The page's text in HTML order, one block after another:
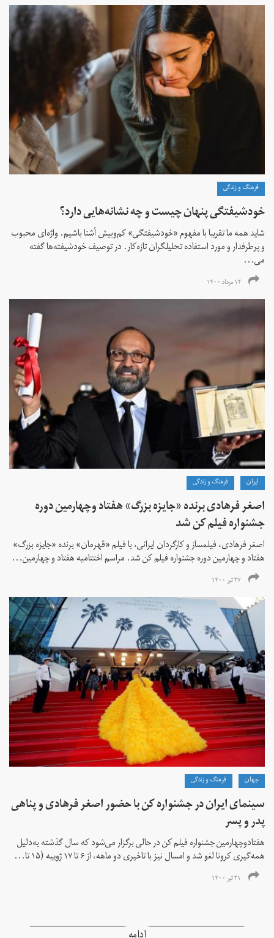
فرهنگ و زندگی
خودشیفتگی پنهان چیست و چه نشانه‌هایی دارد؟
شاید همه ما تقریبا با مفهوم «خودشیفتگی» کم‌و‌بیش آشنا باشیم. واژه‌ای محبوب
و پرطرفدار و مورد استفاده تحلیلگران تازه‌کار. در توصیف خودشیفته‌ها گفته
می...
۱۲ مرداد ۱۴۰۰
ايران فرهنگ و زندگی
اصغر فرهادی برنده «جایزه بزرگ»‌ هفتاد‌ وچهارمین دوره
جشنواره فیلم کن شد
اصغر فرهادی، فیلمساز و کارگردان ایرانی، با فیلم «قهرمان» برنده «جایزه بزرگ»
هفتاد و چهارمین دوره جشنواره فیلم کن شد. مراسم اختتامیه هفتاد و چهارمین...
۲۷ تیر ۱۴۰۰
جهان فرهنگ و زندگی
سینمای ایران در جشنواره کن با حضور اصغر فرهادی و پناهی
پدر و پسر
هفتادوچهارمین جشنواره فیلم کن در حالی برگزار می‌شود که سال گذشته به‌دلیل
همه‌گیری کرونا لغو شد و امسال نیز با تاخیری دو ماهه، از ۶ تا ۱۷ ژوییه (۱۵ تا...
۲۱ تیر ۱۴۰۰